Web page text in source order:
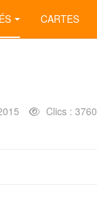
CARTES
Clics : 3760